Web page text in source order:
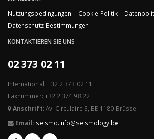
Nutzungsbedingungen
Cookie-Politik
Datenschutz-Bestimmungen
KONTAKTIEREN SIE UNS
02 373 02 11
International: +32 2 373 02 11
Faxnummer: +32 2 374 98 22
Anschrift:Av. Circulaire 3, BE-1180 Brüssel
Email: seismo.info@seismology.be